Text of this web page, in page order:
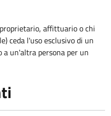
affittuario o chi
ceda l'uso esclusivo di un
a un'altra persona per un